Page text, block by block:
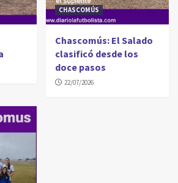
CHASCOMÚS
Chascomús: El Salado
clasificó desde los
doce pasos
22/07/2026